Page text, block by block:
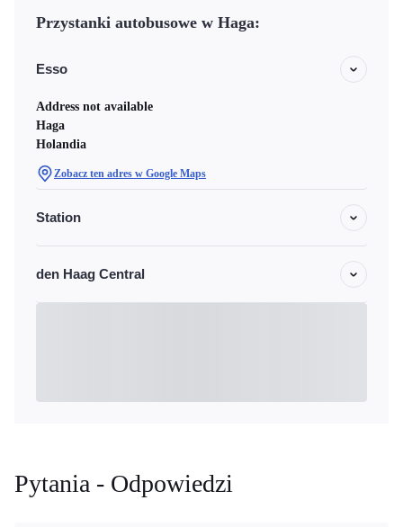
Przystanki autobusowe w Haga:
Esso
Address not available
Haga
Holandia
Zobacz ten adres w Google Maps
Station
den Haag Central
Pytania - Odpowiedzi